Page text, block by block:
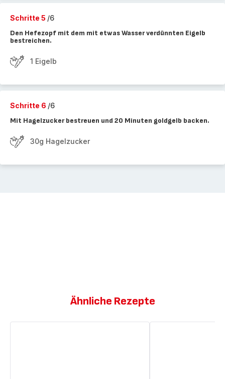
Schritte 5 /6
Den Hefezopf mit dem mit etwas Wasser verdünnten Eigelb
bestreichen.
1 Eigelb
Schritte 6 /6
Mit Hagelzucker bestreuen und 20 Minuten goldgelb backen.
30g Hagelzucker
Ähnliche Rezepte